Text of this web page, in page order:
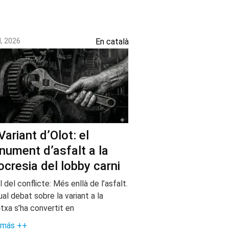
2026 En català
d’Olot: el
d’asfalt a la
del lobby carni
del conflicte: Més enllà de l’asfalt.
debat sobre la variant a la
s’ha convertit en
++